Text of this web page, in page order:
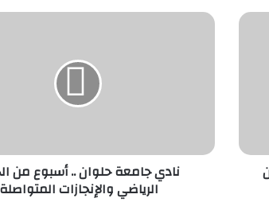
نادي
والإنجازات
المتواصلة.نادي جامعة حلوان .. أسبوع من
الرياضي والإنجازات